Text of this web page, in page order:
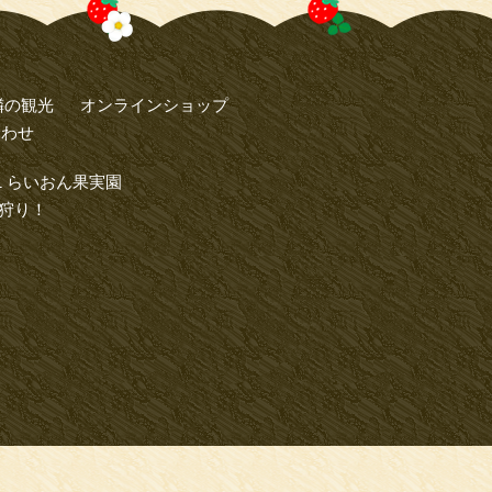
の観光
オンラインショップ
せ
いおん果実園
り！